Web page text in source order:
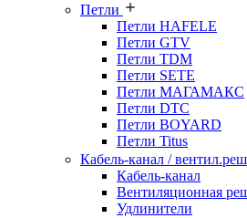
Петли
Петли HAFELE
Петли GTV
Петли TDM
Петли SETE
Петли МАГАМАКС
Петли DTC
Петли BOYARD
Петли Titus
Кабель-канал /
Кабель-канал
Вентиляционная
Удлинители